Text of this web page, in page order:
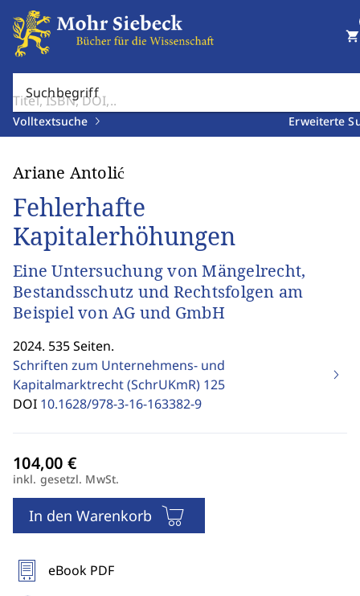
Suchbegriff
Volltextsuche Erweiterte
shopping_cart
Ariane Antolić
Fehlerhafte
Kapitalerhöhungen
Eine Untersuchung von Mängelrecht,
Bestandsschutz und Rechtsfolgen am
Beispiel von AG und GmbH
2024. 535 Seiten.
Schriften zum Unternehmens- und
Kapitalmarktrecht (SchrUKmR) 125
DOI 10.1628/978-3-16-163382-9
inkl. gesetzl. MwSt.
In den Warenkorb
eBook PDF